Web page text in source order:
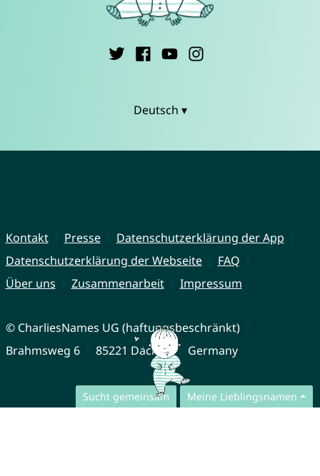
Sucht gemeinsam Meine Lieblingsnamen
Deutsch ▾
Kontakt Presse
Datenschutzerklärung der App
Datenschutzerklärung der Webseite
FAQ
Über uns
Zusammenarbeit Impressum
© CharliesNames UG (haftungsbeschränkt)
Brahmsweg 6
85221 Dachau Germany